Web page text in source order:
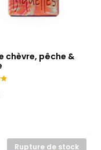
chèvre, pêche &
Rupture de stock